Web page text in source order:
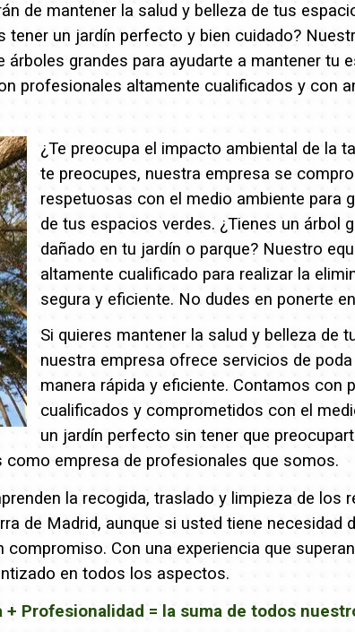
de mantener la salud y belleza de tus
tener un jardín perfecto y bien cuidado?
árboles grandes para ayudarte a mantener tu
profesionales altamente cualificados y con
¿Te preocupa el impacto ambiental de la
te preocupes, nuestra empresa se
respetuosas con el medio ambiente para
de tus espacios verdes. ¿Tienes un árbol
dañado en tu jardín o parque? Nuestro
altamente cualificado para realizar la
segura y eficiente. No dudes en ponerte en
Si quieres mantener la salud y belleza de
nuestra empresa ofrece servicios de
manera rápida y eficiente. Contamos con
cualificados y comprometidos con el
un jardín perfecto sin tener que
empresa de profesionales que somos.
la recogida, traslado y limpieza de los
de Madrid, aunque si usted tiene necesidad
Con una experiencia que
en todos los aspectos.
+ Profesionalidad = la suma de todos